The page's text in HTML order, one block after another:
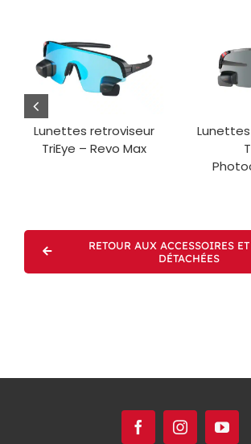
Lunettes retroviseur
TriEye – Revo Max
RETOUR AUX ACCESSOIRES
DÉTACHÉES